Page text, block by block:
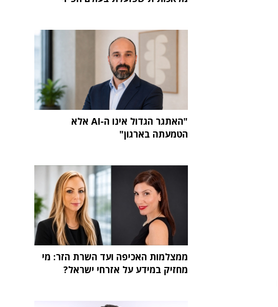
"האתגר הגדול אינו ה-AI אלא
הטמעתה בארגון"
ממצלמות האכיפה ועד השרת הזר: מי
מחזיק במידע על אזרחי ישראל?